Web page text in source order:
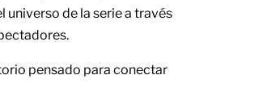
de la serie a través
pensado para conectar